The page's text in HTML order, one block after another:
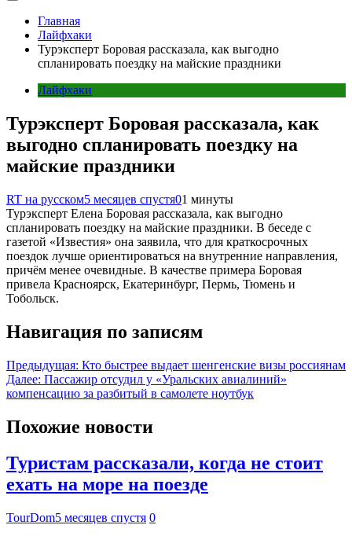
Главная
Лайфхаки
Турэксперт Боровая рассказала, как выгодно
спланировать поездку на майские праздники
Лайфхаки
Турэксперт Боровая рассказала, как
выгодно спланировать поездку на
майские праздники
RT на русском5 месяцев спустя01 минуты
Турэксперт Елена Боровая рассказала, как выгодно
спланировать поездку на майские праздники. В беседе с
газетой «Известия» она заявила, что для краткосрочных
поездок лучше ориентироваться на внутренние направления,
причём менее очевидные. В качестве примера Боровая
привела Красноярск, Екатеринбург, Пермь, Тюмень и
Тобольск.
Навигация по записям
Предыдущая: Кто быстрее выдает шенгенские визы россиянам
Далее: Пассажир отсудил у «Уральских авиалиний»
компенсацию за разбитый в самолете ноутбук
Похожие новости
Туристам рассказали, когда не стоит
ехать на море на поезде
TourDom5 месяцев спустя 0